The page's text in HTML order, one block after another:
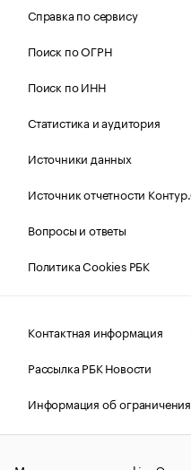
Справка по сервису
Поиск по ОГРН
Поиск по ИНН
Статистика и аудитория
Источники данных
Источник отчетности
Вопросы и ответы
Политика Cookies РБК
Контактная информация
Рассылка РБК Новости
Информация об
Правовая информация
О